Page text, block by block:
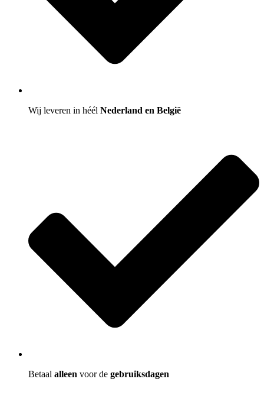
Wij leveren in héél Nederland en België
Betaal alleen voor de gebruiksdagen